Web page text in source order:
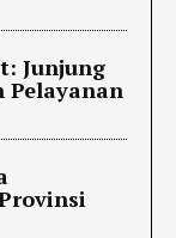
Junjung